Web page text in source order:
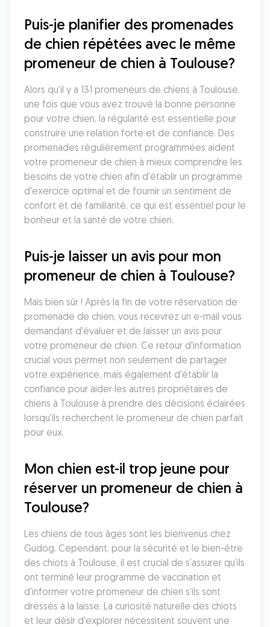
Puis-je planifier des promenades
de chien répétées avec le même
promeneur de chien à Toulouse?
Alors qu'il y a 131 promeneurs de chiens à Toulouse,
une fois que vous avez trouvé la bonne personne
pour votre chien, la régularité est essentielle pour
construire une relation forte et de confiance. Des
promenades régulièrement programmées aident
votre promeneur de chien à mieux comprendre les
besoins de votre chien afin d'établir un programme
d'exercice optimal et de fournir un sentiment de
confort et de familiarité, ce qui est essentiel pour le
bonheur et la santé de votre chien.
Puis-je laisser un avis pour mon
promeneur de chien à Toulouse?
Mais bien sûr ! Après la fin de votre réservation de
promenade de chien, vous recevrez un e-mail vous
demandant d'évaluer et de laisser un avis pour
votre promeneur de chien. Ce retour d'information
crucial vous permet non seulement de partager
votre expérience, mais également d'établir la
confiance pour aider les autres propriétaires de
chiens à Toulouse à prendre des décisions éclairées
lorsqu'ils recherchent le promeneur de chien parfait
pour eux.
Mon chien est-il trop jeune pour
réserver un promeneur de chien à
Toulouse?
Les chiens de tous âges sont les bienvenus chez
Gudog. Cependant, pour la sécurité et le bien-être
des chiots à Toulouse, il est crucial de s'assurer qu'ils
ont terminé leur programme de vaccination et
d'informer votre promeneur de chien s'ils sont
dressés à la laisse. La curiosité naturelle des chiots
et leur désir d'explorer nécessitent souvent une